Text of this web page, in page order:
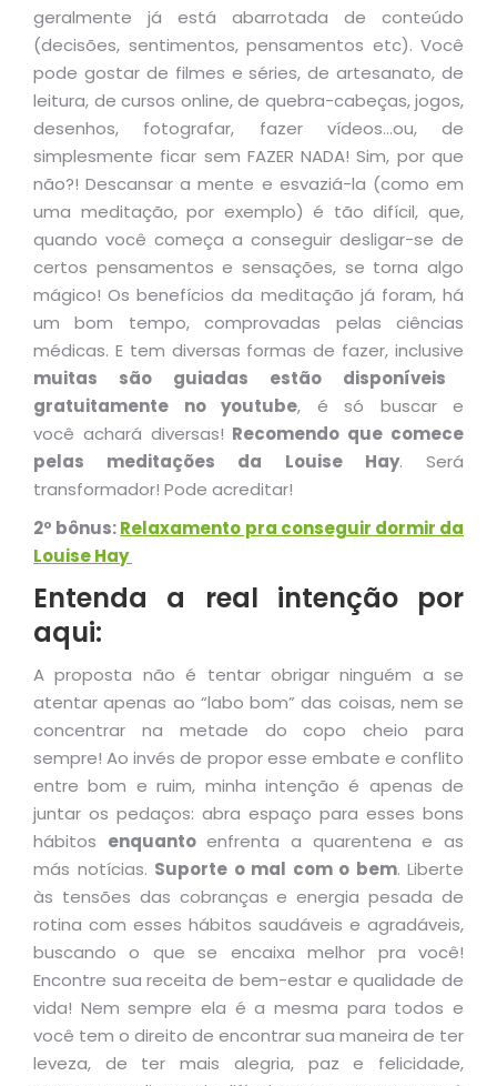
geralmente já está abarrotada de conteúdo
(decisões, sentimentos, pensamentos etc). Você
pode gostar de filmes e séries, de artesanato, de
leitura, de cursos online, de quebra-cabeças, jogos,
desenhos, fotografar, fazer vídeos…ou, de
simplesmente ficar sem FAZER NADA! Sim, por que
não?! Descansar a mente e esvaziá-la (como em
uma meditação, por exemplo) é tão difícil, que,
quando você começa a conseguir desligar-se de
certos pensamentos e sensações, se torna algo
mágico! Os benefícios da meditação já foram, há
um bom tempo, comprovadas pelas ciências
médicas. E tem diversas formas de fazer, inclusive
muitas são guiadas estão disponíveis
gratuitamente no youtube, é só buscar e
você achará diversas! Recomendo que comece
pelas meditações da Louise Hay. Será
transformador! Pode acreditar!
2º bônus:Relaxamento pra conseguir dormir da
Louise Hay
Entenda a real intenção por
aqui:
A proposta não é tentar obrigar ninguém a se
atentar apenas ao “labo bom” das coisas, nem se
concentrar na metade do copo cheio para
sempre! Ao invés de propor esse embate e conflito
entre bom e ruim, minha intenção é apenas de
juntar os pedaços: abra espaço para esses bons
hábitos enquantoenfrenta a quarentena e as
más notícias. Suporte o mal com o bem. Liberte
às tensões das cobranças e energia pesada de
rotina com esses hábitos saudáveis e agradáveis,
buscando o que se encaixa melhor pra você!
Encontre sua receita de bem-estar e qualidade de
vida! Nem sempre ela é a mesma para todos e
você tem o direito de encontrar sua maneira de ter
leveza, de ter mais alegria, paz e felicidade,